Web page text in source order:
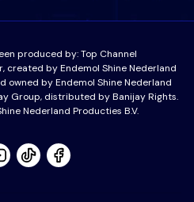
produced by:Top Channel
created by Endemol Shine Nederland
owned by Endemol Shine Nederland
Group, distributed by Banijay Rights.
Nederland Producties B.V.